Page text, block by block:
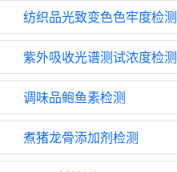
纺织品光致变色色牢度检测
紫外吸收光谱测试浓度检测
调味品鲍鱼素检测
煮猪龙骨添加剂检测